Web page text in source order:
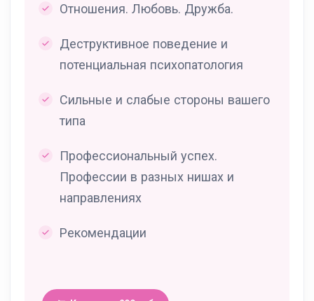
Отношения. Любовь. Дружба.
Деструктивное поведение и
потенциальная психопатология
Сильные и слабые стороны вашего
типа
Профессиональный успех.
Профессии в разных нишах и
направлениях
Рекомендации